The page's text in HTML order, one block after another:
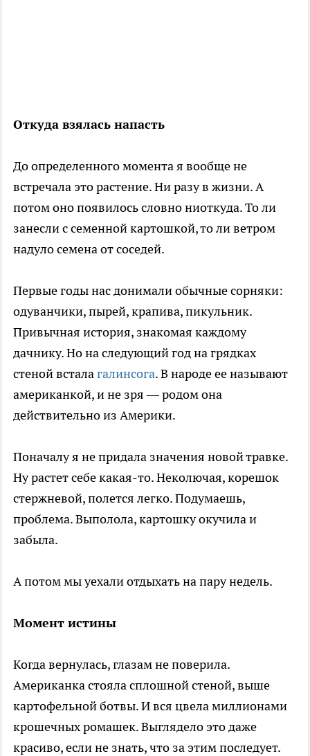
Откуда взялась напасть
До определенного момента я вообще не
встречала это растение. Ни разу в жизни. А
потом оно появилось словно ниоткуда. То ли
занесли с семенной картошкой, то ли ветром
надуло семена от соседей.
Первые годы нас донимали обычные сорняки:
одуванчики, пырей, крапива, пикульник.
Привычная история, знакомая каждому
дачнику. Но на следующий год на грядках
стеной всталагалинсога. В народе ее называют
американкой, и не зря — родом она
действительно из Америки.
Поначалу я не придала значения новой травке.
Ну растет себе какая-то. Неколючая, корешок
стержневой, полется легко. Подумаешь,
проблема. Выполола, картошку окучила и
забыла.
А потом мы уехали отдыхать на пару недель.
Момент истины
Когда вернулась, глазам не поверила.
Американка стояла сплошной стеной, выше
картофельной ботвы. И вся цвела миллионами
крошечных ромашек. Выглядело это даже
красиво, если не знать, что за этим последует.